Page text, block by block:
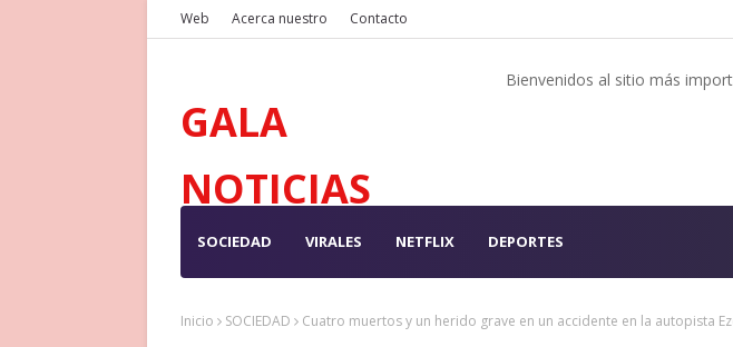
Web Acerca nuestro Contacto
GALA
NOTICIAS
Bienvenidos al sitio más
SOCIEDAD VIRALES NETFLIX DEPORTES
Inicio SOCIEDAD Cuatro muertos y un herido grave en un accidente en la autopista